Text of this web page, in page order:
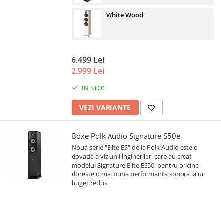
White Wood
6.499 Lei
2.999 Lei
IN STOC
VEZI VARIANTE
Boxe Polk Audio Signature S50e
Noua serie "Elite ES" de la Polk Audio este o
dovada a viziunii inginerilor, care au creat
modelul Signature Elite ES50, pentru oricine
doreste o mai buna performanta sonora la un
buget redus.